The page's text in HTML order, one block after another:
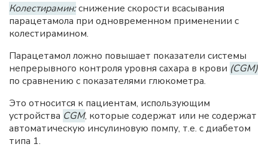
Колестирамин:снижение скорости всасывания
парацетамола при одновременном применении с
колестирамином.
Парацетамол ложно повышает показатели системы
непрерывного контроля уровня сахара в крови (CGM)
по сравнению с показателями глюкометра.
Это относится к пациентам, использующим
устройства CGM, которые содержат или не содержат
автоматическую инсулиновую помпу, т.е. с диабетом
типа 1.